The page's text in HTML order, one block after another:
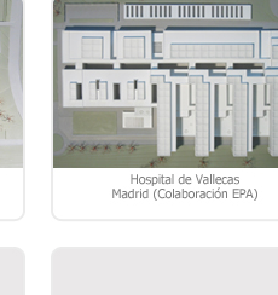
REFORMAS Y DISEÑO